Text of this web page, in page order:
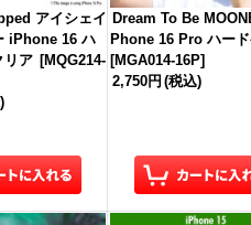
アイシェイ
iPhone 16 ハ
リア [MQG214-
Dream To Be
Phone 16 Pro ハー
[MGA014-16P]
2,750円 (税込)